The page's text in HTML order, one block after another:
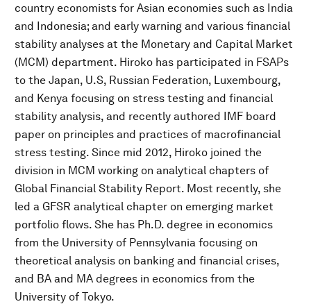
country economists for Asian economies such as India
and Indonesia; and early warning and various financial
stability analyses at the Monetary and Capital Market
(MCM) department. Hiroko has participated in FSAPs
to the Japan, U.S, Russian Federation, Luxembourg,
and Kenya focusing on stress testing and financial
stability analysis, and recently authored IMF board
paper on principles and practices of macrofinancial
stress testing. Since mid 2012, Hiroko joined the
division in MCM working on analytical chapters of
Global Financial Stability Report. Most recently, she
led a GFSR analytical chapter on emerging market
portfolio flows. She has Ph.D. degree in economics
from the University of Pennsylvania focusing on
theoretical analysis on banking and financial crises,
and BA and MA degrees in economics from the
University of Tokyo.